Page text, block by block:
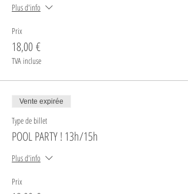
Plus d'info
Prix
18,00 €
TVA incluse
Vente expirée
Type de billet
POOL PARTY ! 13h/15h
Plus d'info
Prix